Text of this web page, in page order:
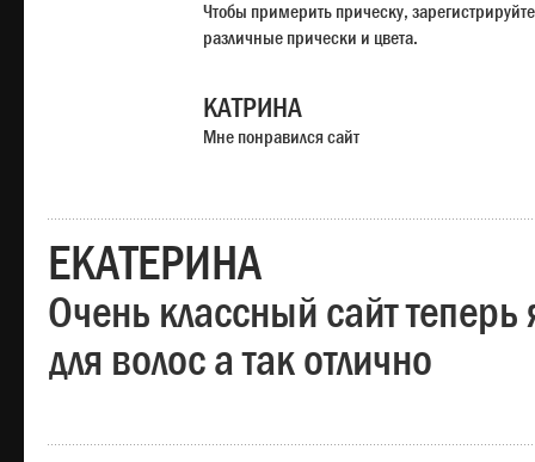
Чтобы примерить прическу,
различные прически и цвета.
КАТРИНА
Мне понравился сайт
ЕКАТЕРИНА
Очень классный сайт теперь
для волос а так отлично